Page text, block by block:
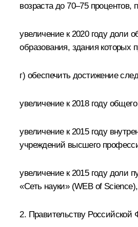
возраста до 70–75
увеличение к 2020 году доли
образования, здания которых
г) обеспечить достижение
увеличение к 2018 году
увеличение к 2015 году
учреждений высшего
увеличение к 2015 году доли
«Сеть науки» (WEB of
2. Правительству Российской